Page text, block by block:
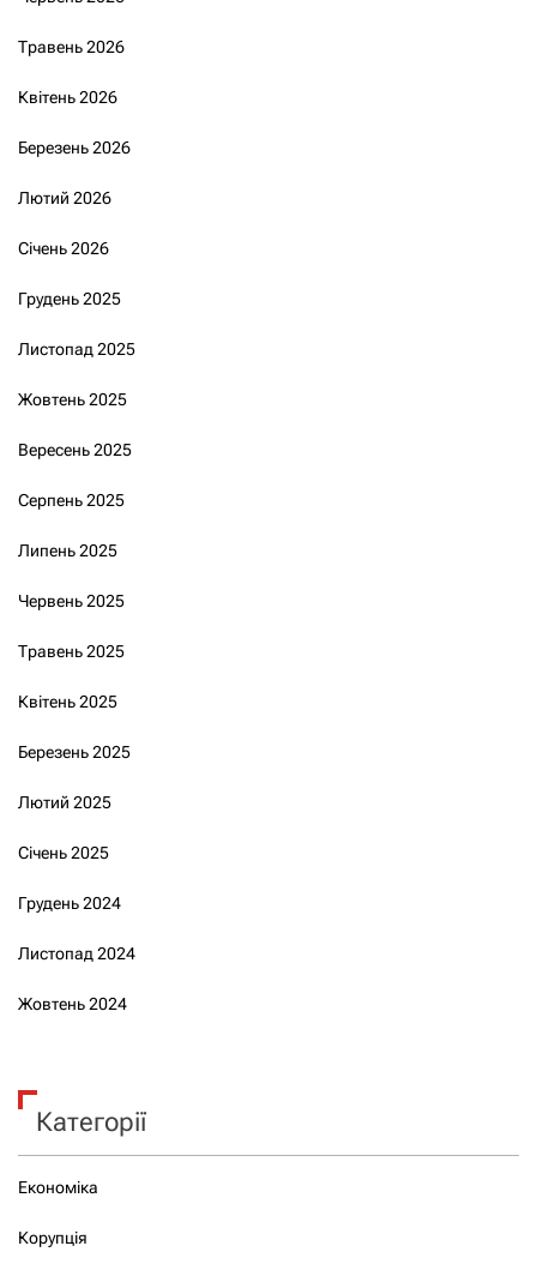
Травень 2026
Квітень 2026
Березень 2026
Лютий 2026
Січень 2026
Грудень 2025
Листопад 2025
Жовтень 2025
Вересень 2025
Серпень 2025
Липень 2025
Червень 2025
Травень 2025
Квітень 2025
Березень 2025
Лютий 2025
Січень 2025
Грудень 2024
Листопад 2024
Жовтень 2024
Категорії
Економіка
Корупція